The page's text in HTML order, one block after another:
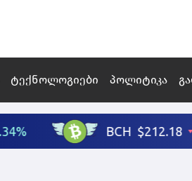
ტექნოლოგიები პოლიტიკა